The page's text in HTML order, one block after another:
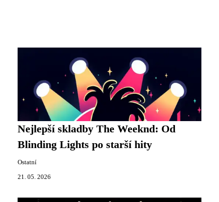
Nejlepší skladby The Weeknd: Od
Blinding Lights po starší hity
Ostatní
21. 05. 2026